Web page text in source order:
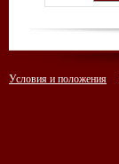
Условия и положения